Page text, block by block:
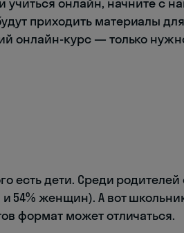
онлайн, начните с
приходить материалы
онлайн-курс — только
есть дети. Среди
54% женщин). А вот
формат может отличаться.